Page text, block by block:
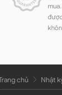
chủ Nhật